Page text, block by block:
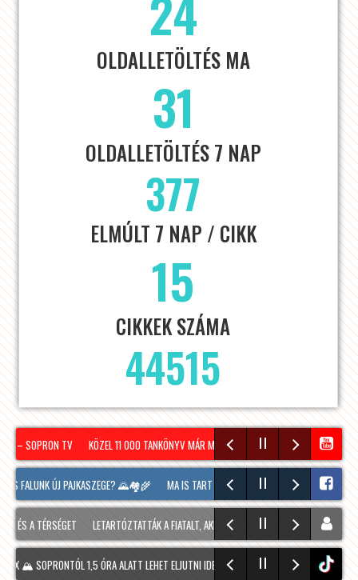
OLDALLETÖLTÉS MA
31
OLDALLETÖLTÉS 7 NAP
377
ELMÚLT 7 NAP / CIKK
15
CIKKEK SZÁMA
44515
– SOPRON TV KÖZEL 11 000 TANKÖNYV MÁR MEGÉRKEZETT SOPRONBA A
FALUNK ÚJ PAJKASZEGE? 🌄🏘️🌾 MA IS TART MÉG A SOPRONI BORÜNNEP, 20
A TÉRSÉGET LETARTÓZTATTÁK A FIATALT, AKI KIS HÍJÁN MEGÖLT EGY 28 ÉVES
🏔️ SOPRONTÓL 1,5 ÓRA ALATT LEHET ELJUTNI IDE. A TÚRA A PREINER GSCHEID tiktok